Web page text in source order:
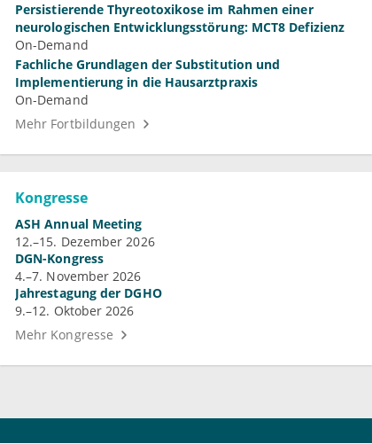
Persistierende Thyreotoxikose im Rahmen einer
neurologischen Entwicklungsstörung: MCT8 Defizienz
On-Demand
Fachliche Grundlagen der Substitution und
Implementierung in die Hausarztpraxis
On-Demand
Mehr Fortbildungen
Kongresse
ASH Annual Meeting
12.–15. Dezember 2026
DGN-Kongress
4.–7. November 2026
Jahrestagung der DGHO
9.–12. Oktober 2026
Mehr Kongresse